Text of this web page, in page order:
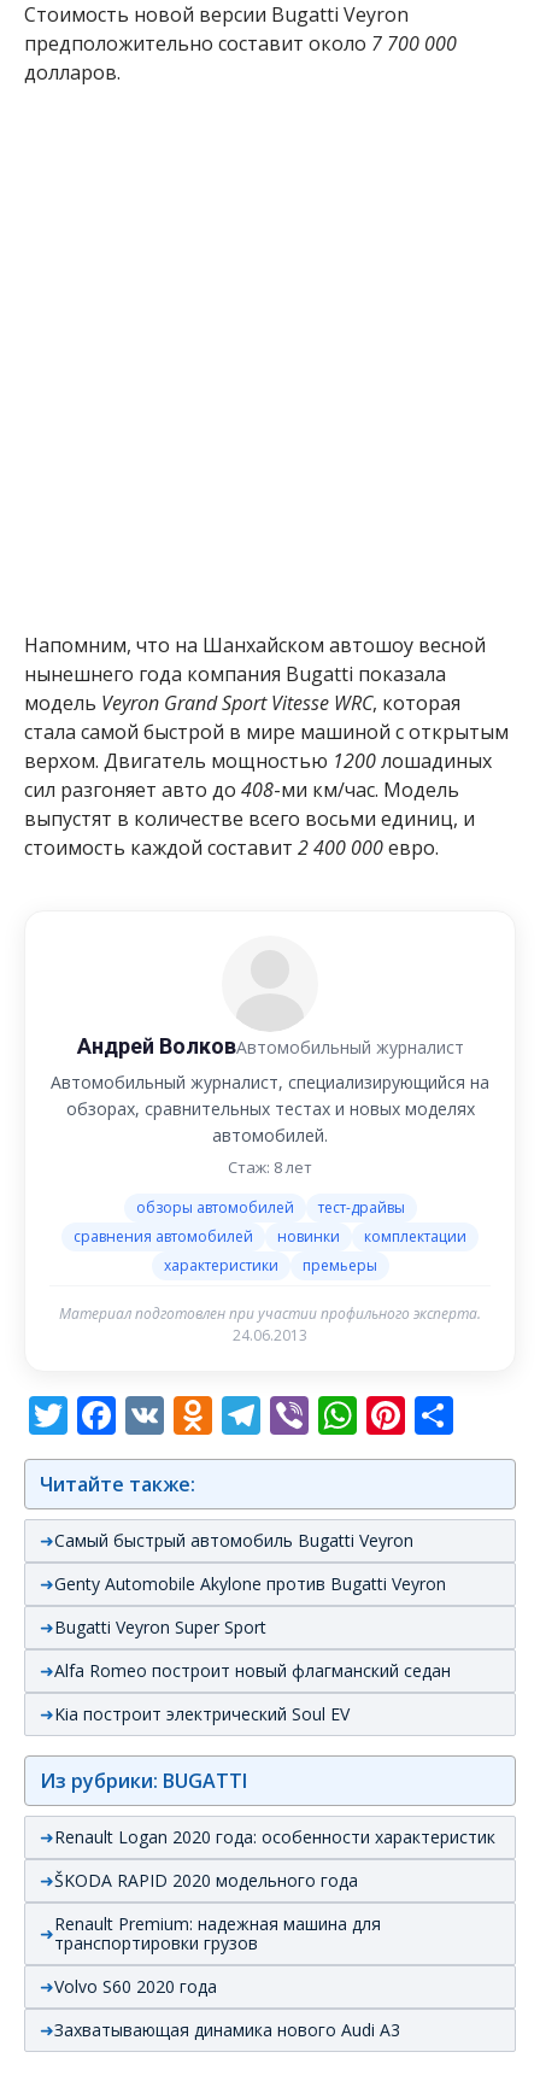
Стоимость новой версии Bugatti Veyron
предположительно составит около 7 700 000
долларов.
Напомним, что на Шанхайском автошоу весной
нынешнего года компания Bugatti показала
модель Veyron Grand Sport Vitesse WRC, которая
стала самой быстрой в мире машиной с открытым
верхом. Двигатель мощностью 1200лошадиных
сил разгоняет авто до 408-ми км/час. Модель
выпустят в количестве всего восьми единиц, и
стоимость каждой составит 2 400 000евро.
Андрей ВолковАвтомобильный журналист
Автомобильный журналист, специализирующийся на
обзорах, сравнительных тестах и новых моделях
автомобилей.
Стаж: 8 лет
обзоры автомобилей
тест-драйвы
сравнения автомобилей
новинки
комплектации
характеристики
премьеры
Материал подготовлен при участии профильного эксперта.
24.06.2013
Twitter
Facebook
VK Odnoklassniki
Telegram
Viber
Читайте также:
Самый быстрый автомобиль Bugatti Veyron
Genty Automobile Akylone против Bugatti Veyron
Bugatti Veyron Super Sport
Alfa Romeo построит новый флагманский седан
Kia построит электрический Soul EV
Из рубрики: BUGATTI
Renault Logan 2020 года: особенности характеристик
ŠKODA RAPID 2020 модельного года
Renault Premium: надежная машина для
транспортировки грузов
Volvo S60 2020 года
Захватывающая динамика нового Audi А3